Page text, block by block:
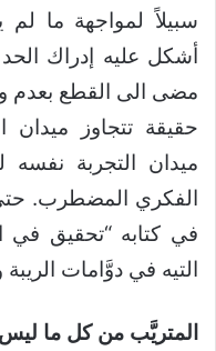
سبيلاً لمواجهة ما
أشكل عليه إدراك
مضى الى القطع بعدم
حقيقة تتجاوز ميدان
ميدان التجربة
الفكري المضطرب. حتى
في كتابه “تحقيق في
التيه في دوَّامات
المتريَّب من كل ما